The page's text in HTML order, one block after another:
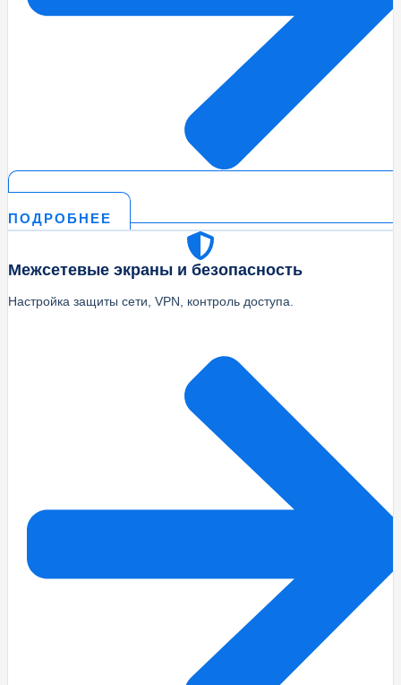
ПОДРОБНЕЕ
Межсетевые экраны и безопасность
Настройка защиты сети, VPN, контроль доступа.